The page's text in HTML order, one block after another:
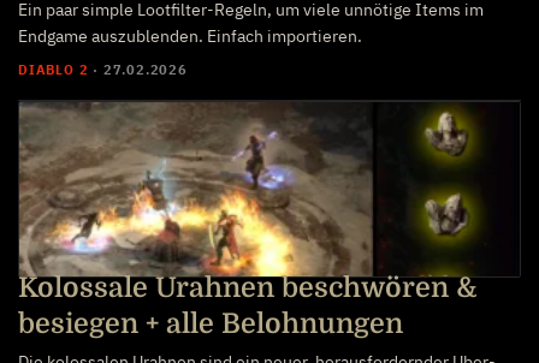
Ein paar simple Lootfilter-Regeln, um viele unnötige Items im
Endgame auszublenden. Einfach importieren.
DIABLO 2 · 27.02.2026
Kolossale Urahnen beschwören &
besiegen + alle Belohnungen